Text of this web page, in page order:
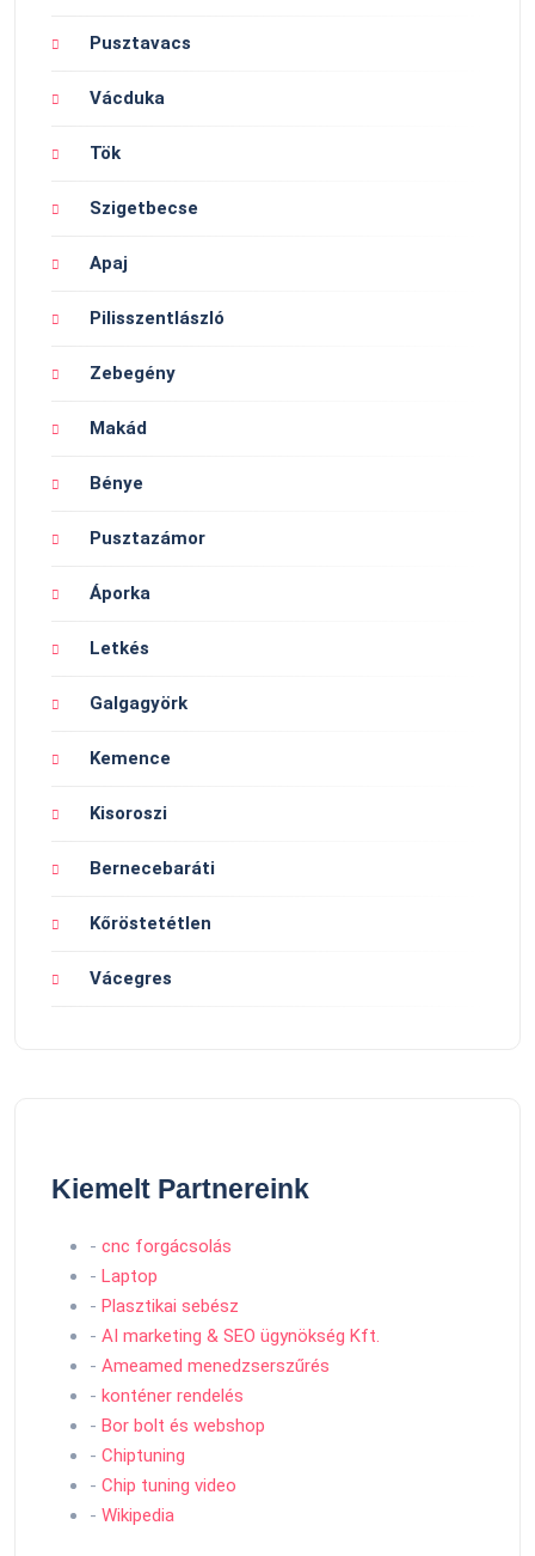
Pusztavacs
Vácduka
Tök
Szigetbecse
Apaj
Pilisszentlászló
Zebegény
Makád
Bénye
Pusztazámor
Áporka
Letkés
Galgagyörk
Kemence
Kisoroszi
Bernecebaráti
Kőröstetétlen
Vácegres
Kiemelt Partnereink
- cnc forgácsolás
- Laptop
- Plasztikai sebész
- AI marketing & SEO ügynökség Kft.
- Ameamed menedzserszűrés
- konténer rendelés
- Bor bolt és webshop
- Chiptuning
- Chip tuning video
- Wikipedia